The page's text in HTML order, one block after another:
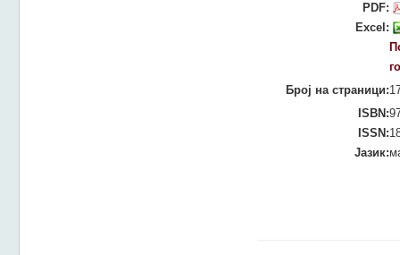
PDF:
Excel:
Број на страници:
ISBN:
ISSN:
Јазик: